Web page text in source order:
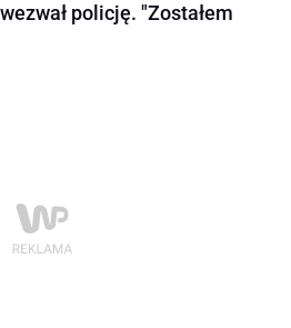
policję. "Zostałem